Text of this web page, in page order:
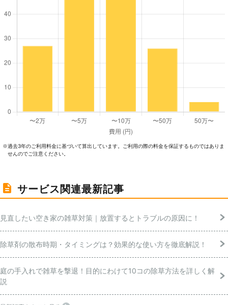
※過去3年のご利⽤料⾦に基づいて算出しています。ご利⽤の際の料⾦を保証するものではありま
せんのでご注意ください。
サービス関連最新記事
見直したい空き家の雑草対策｜放置するとトラブルの原因に！
除草剤の散布時期・タイミングは？効果的な使い方を徹底解説！
庭の手入れで雑草を撃退！目的にわけて10コの除草方法を詳しく解
説